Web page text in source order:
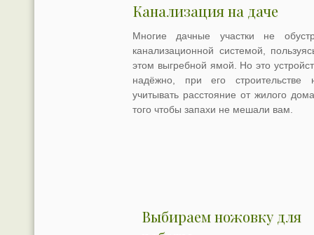
Канализация на даче
Многие дачные участки не
канализационной системой,
этом выгребной ямой. Но это
надёжно, при его строительстве
учитывать расстояние от жилого
того чтобы запахи не мешали вам.
Выбираем ножовку для